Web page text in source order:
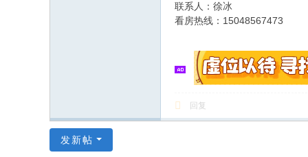
联系人：徐冰
看房热线：15048567473
回复
发新帖